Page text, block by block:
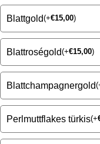
Blattgold(+€15,00)
Blattroségold(+€15,00)
Blattchampagnergold(
Perlmuttflakes türkis(+